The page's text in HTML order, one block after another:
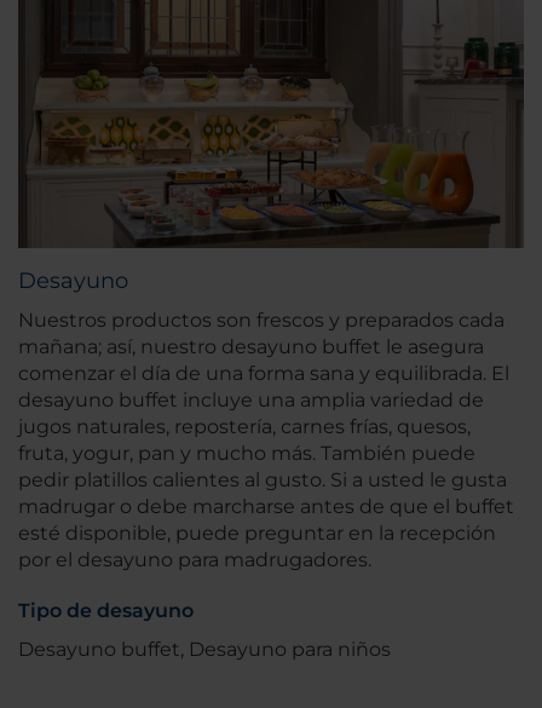
Desayuno
Nuestros productos son frescos y preparados cada
mañana; así, nuestro desayuno buffet le asegura
comenzar el día de una forma sana y equilibrada. El
desayuno buffet incluye una amplia variedad de
jugos naturales, repostería, carnes frías, quesos,
fruta, yogur, pan y mucho más. También puede
pedir platillos calientes al gusto. Si a usted le gusta
madrugar o debe marcharse antes de que el buffet
esté disponible, puede preguntar en la recepción
por el desayuno para madrugadores.
Tipo de desayuno
Desayuno buffet, Desayuno para niños